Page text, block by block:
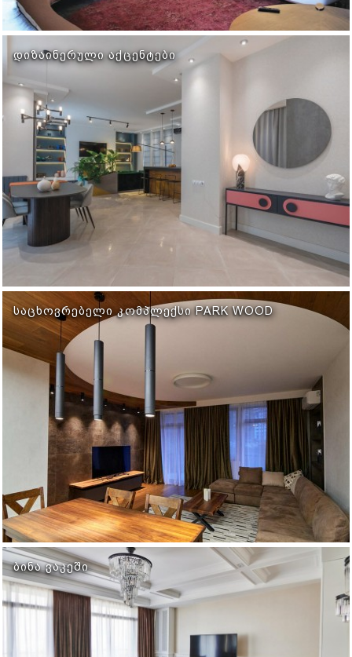
ᲓᲘᲖᲐᲘᲜᲔᲠᲣᲚᲘ ᲐᲥᲪᲔᲜᲢᲔᲑᲘ
ᲡᲐᲪᲮᲝᲕᲠᲔᲑᲔᲚᲘ ᲙᲝᲛᲞᲚᲔᲥᲡᲘ PARK WOOD
ᲑᲘᲜᲐ ᲕᲐᲙᲔᲨᲘ